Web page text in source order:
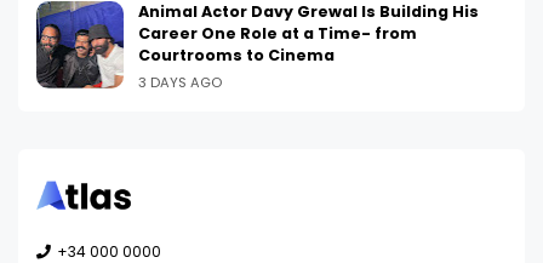
Animal Actor Davy Grewal Is Building His
Career One Role at a Time- from
Courtrooms to Cinema
3 DAYS AGO
+34 000 0000